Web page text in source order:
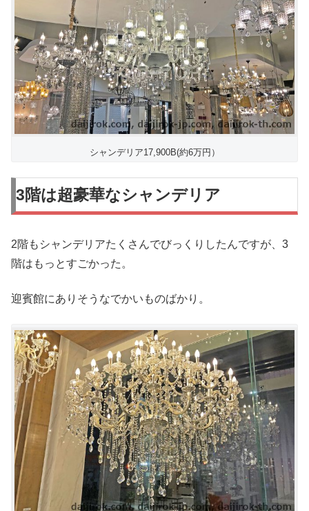
シャンデリア17,900B(約6万円）
3階は超豪華なシャンデリア
2階もシャンデリアたくさんでびっくりしたんですが、3
階はもっとすごかった。
迎賓館にありそうなでかいものばかり。